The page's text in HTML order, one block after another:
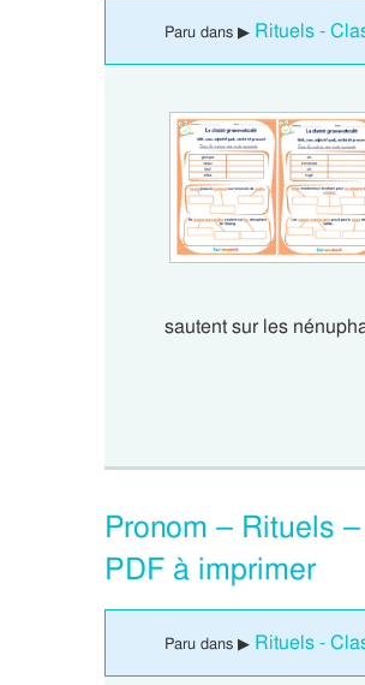
Paru dans ▶ Rituels -
sautent sur les
Pronom – Rituels
PDF à imprimer
Paru dans ▶ Rituels -